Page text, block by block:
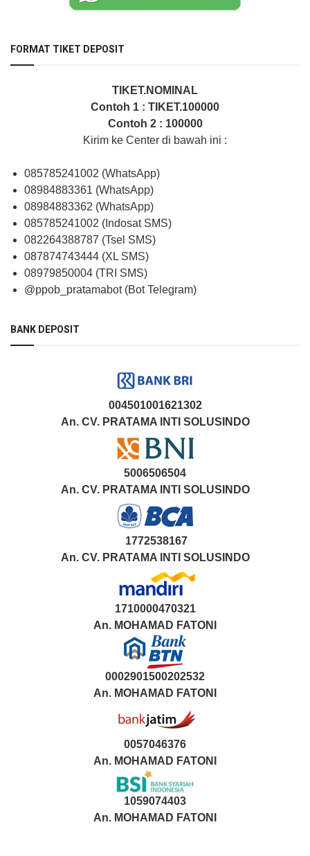
FORMAT TIKET DEPOSIT
TIKET.NOMINAL
Contoh 1 : TIKET.100000
Contoh 2 : 100000
Kirim ke Center di bawah ini :
085785241002 (WhatsApp)
08984883361 (WhatsApp)
08984883362 (WhatsApp)
085785241002 (Indosat SMS)
082264388787 (Tsel SMS)
087874743444 (XL SMS)
08979850004 (TRI SMS)
@ppob_pratamabot (Bot Telegram)
BANK DEPOSIT
004501001621302
An. CV. PRATAMA INTI SOLUSINDO
5006506504
An. CV. PRATAMA INTI SOLUSINDO
1772538167
An. CV. PRATAMA INTI SOLUSINDO
1710000470321
An. MOHAMAD FATONI
0002901500202532
An. MOHAMAD FATONI
0057046376
An. MOHAMAD FATONI
1059074403
An. MOHAMAD FATONI